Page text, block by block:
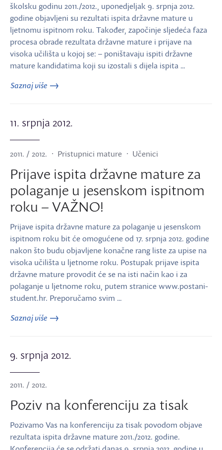
školsku godinu 2011./2012., uponedjeljak 9. srpnja 2012.
godine objavljeni su rezultati ispita državne mature u
ljetnomu ispitnom roku. Također, započinje sljedeća faza
procesa obrade rezultata državne mature i prijave na
visoka učilišta u kojoj se: – poništavaju ispiti državne
mature kandidatima koji su izostali s dijela ispita …
Saznaj više
11. srpnja 2012.
2011. / 2012. Pristupnici mature Učenici
Prijave ispita državne mature za
polaganje u jesenskom ispitnom
roku – VAŽNO!
Prijave ispita državne mature za polaganje u jesenskom
ispitnom roku bit će omogućene od 17. srpnja 2012. godine
nakon što budu objavljene konačne rang liste za upise na
visoka učilišta u ljetnome roku. Postupak prijave ispita
državne mature provodit će se na isti način kao i za
polaganje u ljetnome roku, putem stranice www.postani-
student.hr. Preporučamo svim …
Saznaj više
9. srpnja 2012.
2011. / 2012.
Poziv na konferenciju za tisak
Pozivamo Vas na konferenciju za tisak povodom objave
rezultata ispita državne mature 2011./2012. godine.